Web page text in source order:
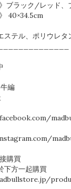
ブラック/レッド、
40×34.5cm
ステル、ポリウレタ
編
購買
下方一起購買